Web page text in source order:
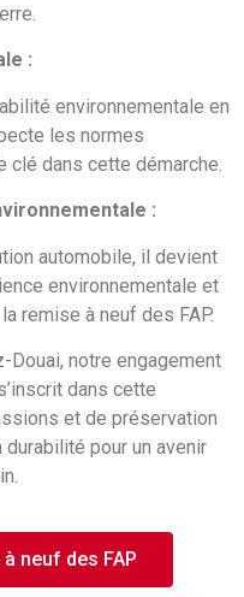
:
environnementale en
les normes
clé dans cette démarche.
:
automobile, il devient
environnementale et
remise à neuf des FAP.
Douai, notre engagement
dans cette
et de préservation
pour un avenir
neuf des FAP